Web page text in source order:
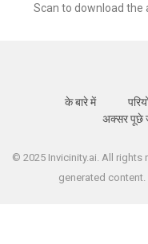
Scan to download the
के बारे में
अक्सर पूछे
© 2025 Invicinity.ai. All rights
generated